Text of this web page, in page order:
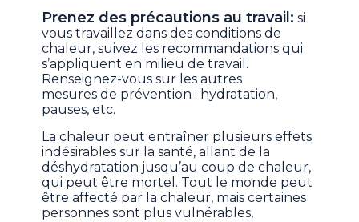
Prenez des précautions au travail: si
vous travaillez dans des conditions de
chaleur, suivez les recommandations qui
s’appliquent en milieu de travail.
Renseignez-vous sur les autres
mesures de prévention : hydratation,
pauses, etc.
La chaleur peut entraîner plusieurs effets
indésirables sur la santé, allant de la
déshydratation jusqu’au coup de chaleur,
qui peut être mortel. Tout le monde peut
être affecté par la chaleur, mais certaines
personnes sont plus vulnérables,